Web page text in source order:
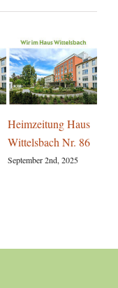
Heimzeitung Haus
Wittelsbach Nr. 86
September 2nd, 2025